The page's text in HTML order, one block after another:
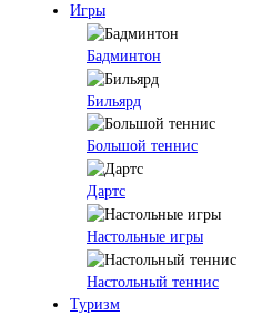
Игры
Бадминтон
Бильярд
Большой теннис
Дартс
Настольные игры
Настольный теннис
Туризм